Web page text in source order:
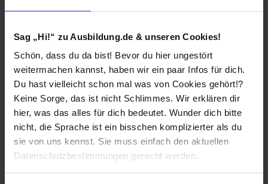
Sag „Hi!“ zu Ausbildung.de & unseren Cookies!
Schön, dass du da bist! Bevor du hier ungestört
weitermachen kannst, haben wir ein paar Infos für dich.
Du hast vielleicht schon mal was von Cookies gehört!?
Keine Sorge, das ist nicht Schlimmes. Wir erklären dir
hier, was das alles für dich bedeutet. Wunder dich bitte
nicht, die Sprache ist ein bisschen komplizierter als du
sie von uns kennst. Sie muss einfach den aktuellen
Datenschutzbestimmungen gerecht werden.
Ich würde diese Firma
Wie gefällt dir die Ausbildung bei deiner
Firma?
Es gibt reichliche und individuelle Unterstützungen,
sowohl auf finanzieller als auch auf Prozessebene. Es
wird viel dafür getan ein familiäres Arbeitsklima zu
schaffen und die Mitarbeiter in das Unternehmen
einzubinden.